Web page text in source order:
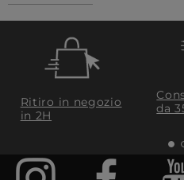
Ritiro in negozio
in 2H
da